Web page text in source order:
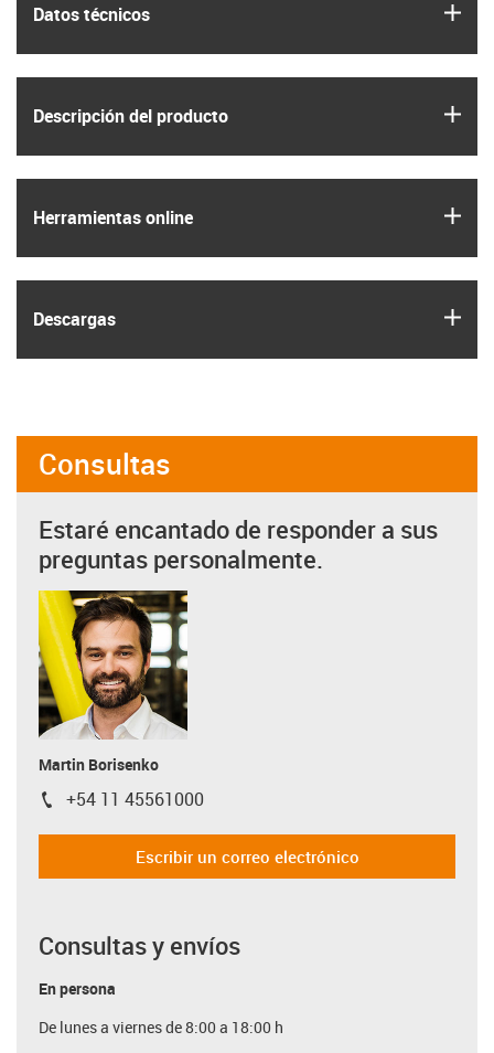
Datos técnicos
Descripción del producto
Herramientas online
Descargas
Consultas
Estaré encantado de responder a sus
preguntas personalmente.
Martin Borisenko
igus-icon-phone
+54 11 45561000
Escribir un correo electrónico
Consultas y envíos
En persona
De lunes a viernes de 8:00 a 18:00 h